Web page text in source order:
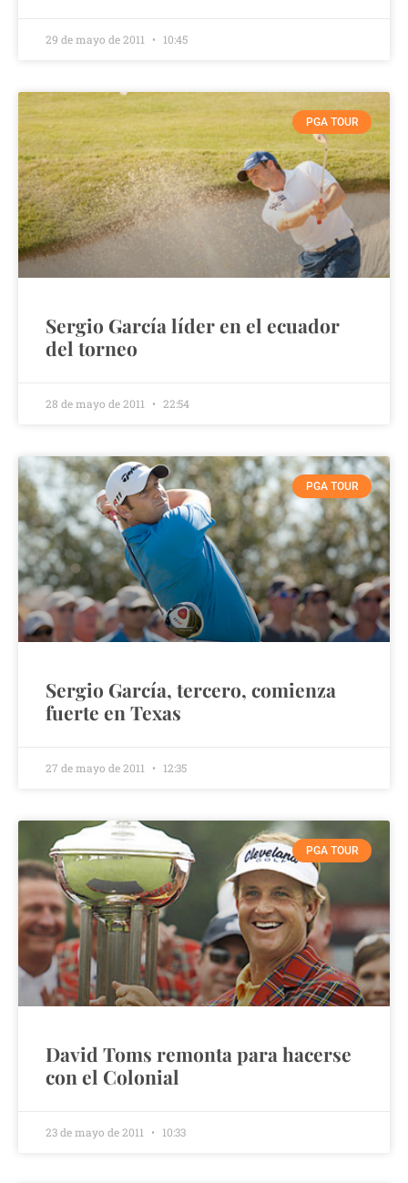
29 de mayo de 2011 10:45
PGA TOUR
Sergio García líder en el ecuador
del torneo
28 de mayo de 2011 22:54
PGA TOUR
Sergio García, tercero, comienza
fuerte en Texas
27 de mayo de 2011 12:35
PGA TOUR
David Toms remonta para hacerse
con el Colonial
23 de mayo de 2011 10:33